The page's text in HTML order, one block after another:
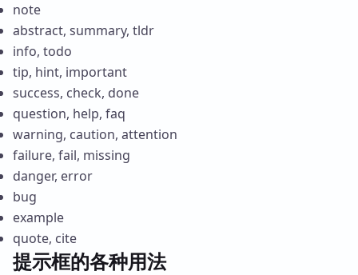
note
abstract, summary, tldr
info, todo
tip, hint, important
success, check, done
question, help, faq
warning, caution, attention
failure, fail, missing
danger, error
bug
example
quote, cite
提示框的各种用法